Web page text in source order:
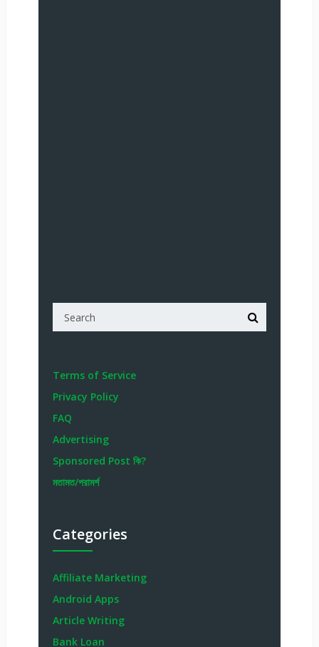
Terms of Service
Privacy Policy
FAQ
Advertising
Sponsored Post কি?
মতামত/পরামর্শ
Categories
Affiliate Marketing
Android Apps
Article Writing
Bank Loan